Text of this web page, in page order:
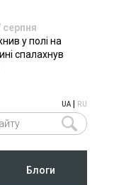
серпня
у полі на
спалахнув
UA| RU
Блоги